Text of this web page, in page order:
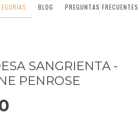
BLOG PREGUNTAS FRECUENTES
SANGRIENTA -
PENROSE